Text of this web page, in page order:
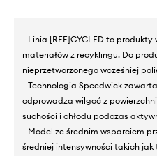
- Linia [REE]CYCLED to
materiałów z recyklingu. Do
nieprzetworzonego wcześniej
- Technologia Speedwick
odprowadza wilgoć z
suchości i chłodu podczas
- Model ze średnim wsparciem
średniej intensywności takich